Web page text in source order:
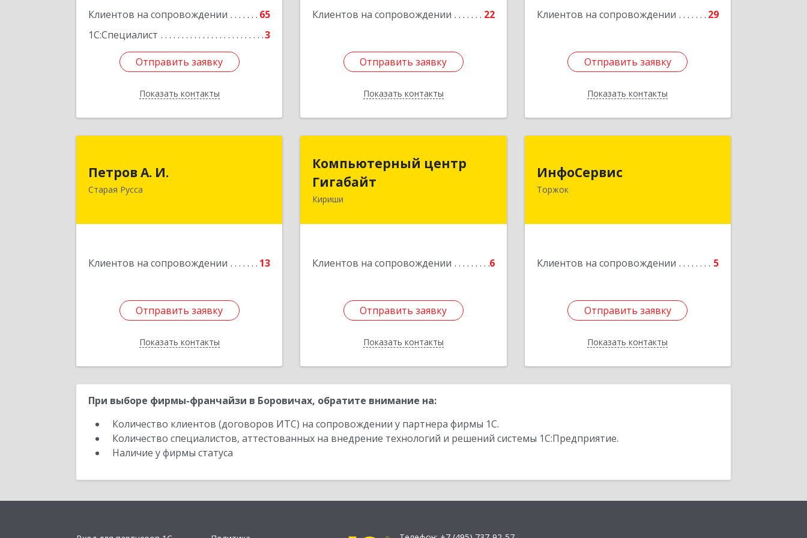
Клиентов на сопровождении
65
1С:Специалист
3
Отправить заявку
Показать контакты
Отправить заявку
Назад
Клиентов на сопровождении 22
Отправить заявку
Показать контакты
Отправить заявку
Назад
Клиентов на сопровождении 29
Отправить заявку
Показать контакты
Отправить заявку
Назад
Петров А. И.
Старая Русса
Клиентов на сопровождении 13
Отправить заявку
Показать контакты
Старая Русса, пер.Волотовский, д.23
Отправить заявку
Назад
Компьютерный центр
Гигабайт
Кириши
Клиентов на сопровождении 6
Отправить заявку
Показать контакты
Компьютерный центр
Гигабайт
187110, Ленинградская обл, Кириши г,
Отправить заявку
Назад
ИнфоСервис
Торжок
Клиентов на сопровождении 5
Отправить заявку
Показать контакты
172002, Тверская обл, Торжок г,
Подробнее
Отправить заявку
Назад
При выборе фирмы-франчайзи в Боровичах, обратите внимание на:
Количество клиентов (договоров ИТС) на сопровождении у партнера фирмы 1С.
Количество специалистов, аттестованных на внедрение технологий и решений системы 1С:Предприятие.
Наличие у фирмы статуса